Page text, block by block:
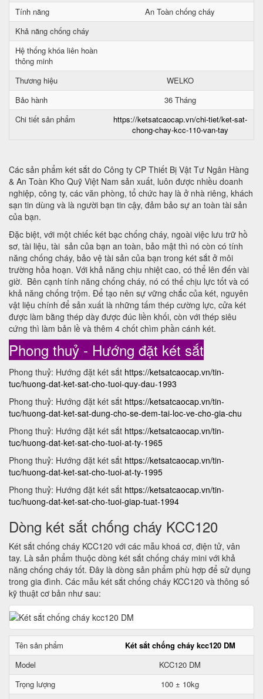
Tính năng
An Toàn chống cháy
Khả năng chống cháy
Hệ thống khóa liên hoàn
thông minh
Thương hiệu
WELKO
Bảo hành
36 Tháng
Chi tiết sản phẩm
https://ketsatcaocap.vn/chi-tiet/ket-sat-
chong-chay-kcc-110-van-tay
Các sản phẩm két sắt do Công ty CP Thiết Bị Vật Tư Ngân Hàng
& An Toàn Kho Quỹ Việt Nam sản xuất, luôn được nhiều doanh
nghiệp, công ty, các văn phòng, tổ chức hay là ở nhà riêng, khách
sạn tin dùng và là người bạn tin cậy, đảm bảo sự an toàn tài sản
của bạn.
Đặc biệt, với một chiếc két bạc chống cháy, ngoài việc lưu trữ hồ
sơ, tài liệu, tài sản của bạn an toàn, bảo mật thì nó còn có tính
năng chống cháy, bảo vệ tài sản của bạn trong két sắt ở môi
trường hỏa hoạn. Với khả năng chịu nhiệt cao, có thể lên đến vài
giờ. Bên cạnh tính năng chống cháy, nó có thể chịu lực tốt và có
khả năng chống trộm. Để tạo nên sự vững chắc của két, nguyên
vật liệu chính để sản xuất là những tấm thép cường lực, cửa két
được làm bằng thép dày được đúc liền khối, còn với thép siêu
cứng thì làm bản lề và thêm 4 chốt chìm phần cánh két.
Phong thuỷ - Hướng đặt két sắt
Phong thuỷ: Hướng đặt két sắt https://ketsatcaocap.vn/tin-
tuc/huong-dat-ket-sat-cho-tuoi-quy-dau-1993
Phong thuỷ: Hướng đặt két sắt https://ketsatcaocap.vn/tin-
tuc/huong-dat-ket-sat-dung-cho-se-dem-tai-loc-ve-cho-gia-chu
Phong thuỷ: Hướng đặt két sắt https://ketsatcaocap.vn/tin-
tuc/huong-dat-ket-sat-cho-tuoi-at-ty-1965
Phong thuỷ: Hướng đặt két sắt https://ketsatcaocap.vn/tin-
tuc/huong-dat-ket-sat-cho-tuoi-at-ty-1995
Phong thuỷ: Hướng đặt két sắt https://ketsatcaocap.vn/tin-
tuc/huong-dat-ket-sat-cho-tuoi-giap-tuat-1994
Dòng két sắt chống cháy KCC120
Két sắt chống cháy KCC120 với các mẫu khoá cơ, điện tử, vân
tay. Là sản phẩm thuộc dòng két sắt chống cháy mini với khả
năng chống cháy tốt. Đây là dòng sản phẩm phù hợp để sử dụng
trong gia đình. Các mẫu két sắt chống cháy KCC120 và thông số
kỹ thuật cơ bản như sau:
Tên sản phẩm
Két sắt chống cháy kcc120 DM
Model
KCC120 DM
Trọng lượng
100 ± 10kg